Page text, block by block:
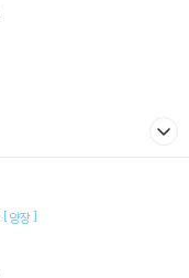
[양장]